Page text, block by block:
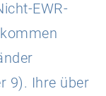
EWR-
9). Ihre über